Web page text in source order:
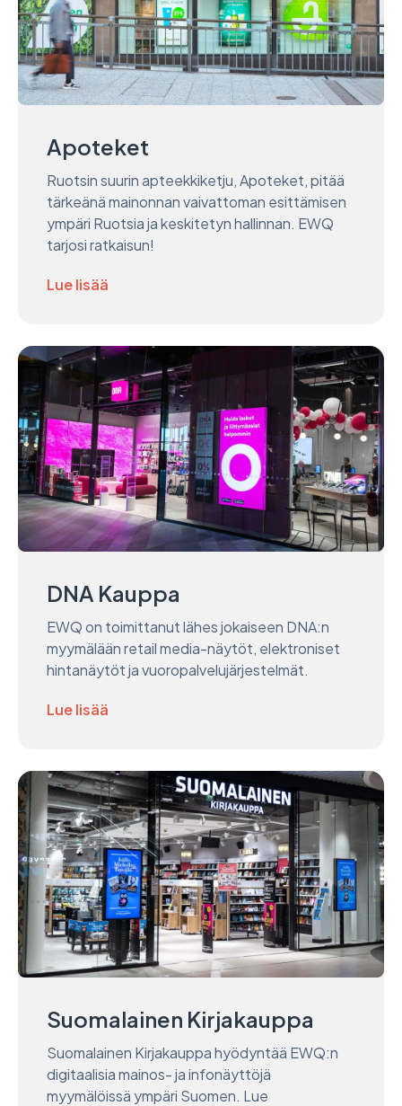
Apoteket
Ruotsin suurin apteekkiketju, Apoteket, pitää
tärkeänä mainonnan vaivattoman esittämisen
ympäri Ruotsia ja keskitetyn hallinnan. EWQ
tarjosi ratkaisun!
Lue lisää
DNA Kauppa
EWQ on toimittanut lähes jokaiseen DNA:n
myymälään retail media-näytöt, elektroniset
hintanäytöt ja vuoropalvelujärjestelmät.
Lue lisää
Suomalainen Kirjakauppa
Suomalainen Kirjakauppa hyödyntää EWQ:n
digitaalisia mainos- ja infonäyttöjä
myymälöissä ympäri Suomen. Lue